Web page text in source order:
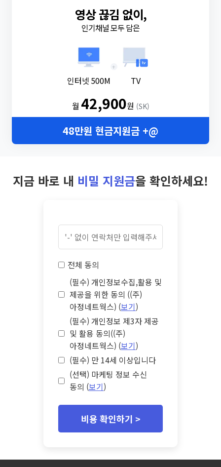
영상 끊김 없이,
인기채널 모두 담은
인터넷 500M
+
TV
월 42,900원 (SK)
48만원 현금지원금 +@
지금 바로 내 비밀 지원금을 확인하세요!
전체 동의
(필수) 개인정보수집,활용 및
제공을 위한 동의 ((주)
아정네트웍스) (보기)
(필수) 개인정보 제3자 제공
및 활용 동의((주)
아정네트웍스) (보기)
(필수) 만 14세 이상입니다
(선택) 마케팅 정보 수신
동의 (보기)
비용 확인하기 >